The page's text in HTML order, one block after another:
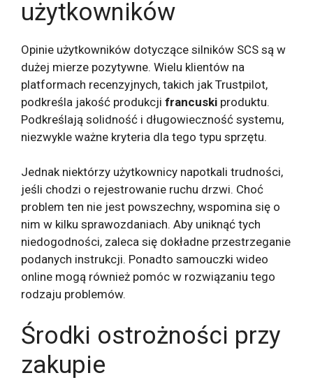
użytkowników
Opinie użytkowników dotyczące silników SCS są w
dużej mierze pozytywne. Wielu klientów na
platformach recenzyjnych, takich jak Trustpilot,
podkreśla jakość produkcji francuski produktu.
Podkreślają solidność i długowieczność systemu,
niezwykle ważne kryteria dla tego typu sprzętu.
Jednak niektórzy użytkownicy napotkali trudności,
jeśli chodzi o rejestrowanie ruchu drzwi. Choć
problem ten nie jest powszechny, wspomina się o
nim w kilku sprawozdaniach. Aby uniknąć tych
niedogodności, zaleca się dokładne przestrzeganie
podanych instrukcji. Ponadto samouczki wideo
online mogą również pomóc w rozwiązaniu tego
rodzaju problemów.
Środki ostrożności przy
zakupie